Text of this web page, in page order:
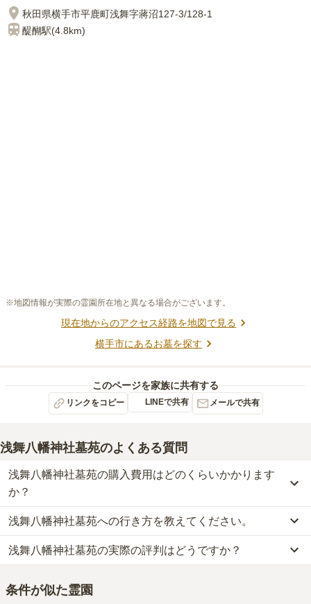
秋田県横手市平鹿町浅舞字蔣沼127-3/128-1
醍醐駅(4.8km)
※地図情報が実際の霊園所在地と異なる場合がございます。
現在地からのアクセス経路を地図で見る
横手市にあるお墓を探す
このページを家族に共有する
リンクをコピー LINEで共有 メールで共有
浅舞八幡神社墓苑のよくある質問
浅舞八幡神社墓苑の購入費用はどのくらいかかります
か？
浅舞八幡神社墓苑の現在の販売価格については現在調査中です。
お墓は、価格が高いものがよい、安いものが悪い、という訳ではあ
りません。大切なのは、ご家族が心から納得し、安心してお参りで
きる場所を選ぶことです。
浅舞八幡神社墓苑への行き方を教えてください。
浅舞八幡神社墓苑への行き方は現在調査中です。
詳細な行き方や送迎バスの有無については、資料請求で最新の情報
をご確認ください。
浅舞八幡神社墓苑の実際の評判はどうですか？
口コミはあくまで一つの目安です。資料請求や現地見学を通して、
条件が似た霊園